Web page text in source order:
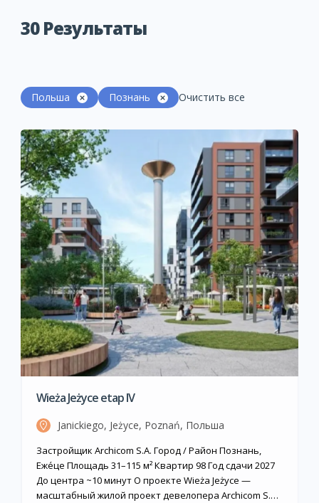
30Результаты
Польша Познань Очистить все
Wieża Jeżyce etap IV
Janickiego, Jeżyce, Poznań, Польша
Застройщик Archicom S.A. Город / Район Познань,
Еже́це Площадь 31–115 м² Квартир 98 Год сдачи 2027
До центра ~10 минут О проекте Wieża Jeżyce —
масштабный жилой проект девелопера Archicom S.A.